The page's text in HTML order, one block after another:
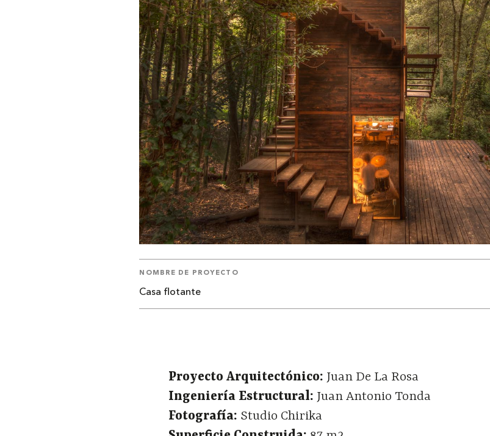
NOMBRE DE PROYECTO
Casa flotante
Proyecto Arquitectónico: Juan De La Rosa
Ingeniería Estructural: Juan Antonio Tonda
Fotografía: Studio Chirika